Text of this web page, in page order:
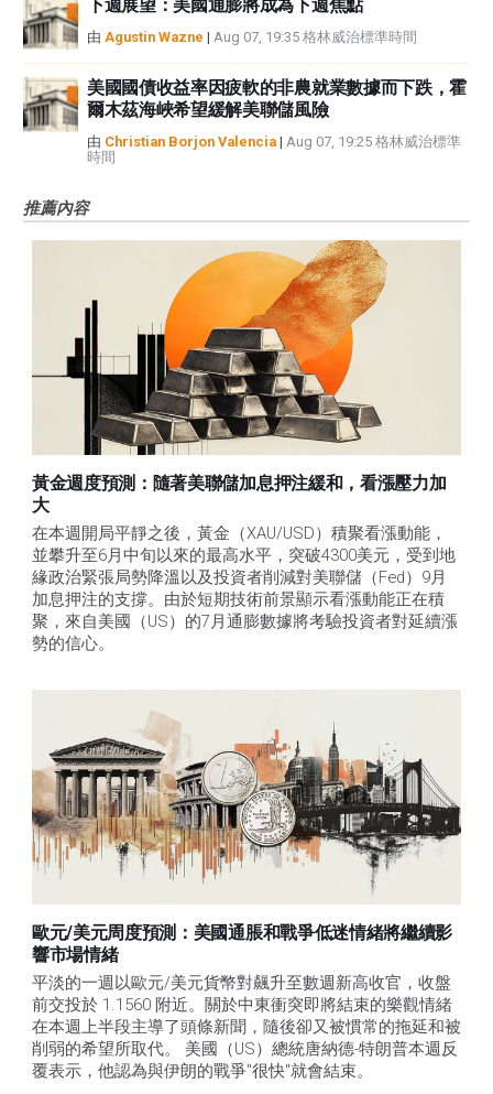
下週展望：美國通膨將成為下週焦點
由 Agustin Wazne | Aug 07, 19:35 格林威治標準時間
美國國債收益率因疲軟的非農就業數據而下跌，霍
爾木茲海峽希望緩解美聯儲風險
由 Christian Borjon Valencia | Aug 07, 19:25 格林威治標準
時間
推薦內容
黃金週度預測：隨著美聯儲加息押注緩和，看漲壓力加
大
在本週開局平靜之後，黃金（XAU/USD）積聚看漲動能，
並攀升至6月中旬以來的最高水平，突破4300美元，受到地
緣政治緊張局勢降溫以及投資者削減對美聯儲（Fed）9月
加息押注的支撐。由於短期技術前景顯示看漲動能正在積
聚，來自美國（US）的7月通膨數據將考驗投資者對延續漲
勢的信心。
歐元/美元周度預測：美國通脹和戰爭低迷情緒將繼續影
響市場情緒
平淡的一週以歐元/美元貨幣對飆升至數週新高收官，收盤
前交投於 1.1560 附近。關於中東衝突即將結束的樂觀情緒
在本週上半段主導了頭條新聞，隨後卻又被慣常的拖延和被
削弱的希望所取代。 美國（US）總統唐納德-特朗普本週反
覆表示，他認為與伊朗的戰爭"很快"就會結束。